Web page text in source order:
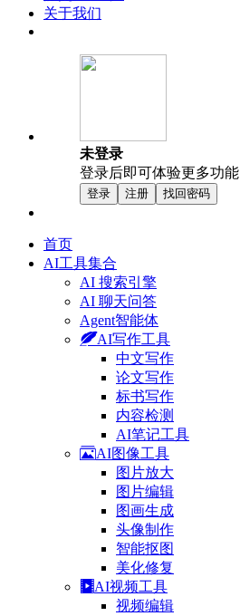
关于我们
未登录
登录后即可体验更多功能
登录 注册 找回密码
首页
AI工具集合
AI 搜索引擎
AI 聊天问答
Agent智能体
AI写作工具
中文写作
论文写作
标书写作
内容检测
AI笔记工具
AI图像工具
图片放大
图片编辑
图画生成
头像制作
智能抠图
美化修复
AI视频工具
视频编辑